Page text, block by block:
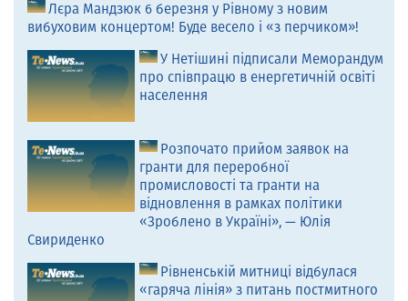
Лєра Мандзюк 6 березня у Рівному з новим
вибуховим концертом! Буде весело і «з перчиком»!
У Нетішині підписали Меморандум
про співпрацю в енергетичній освіті
населення
Розпочато прийом заявок на
гранти для переробної
промисловості та гранти на
відновлення в рамках політики
«Зроблено в Україні», — Юлія
Свириденко
Рівненській митниці відбулася
«гаряча лінія» з питань постмитного